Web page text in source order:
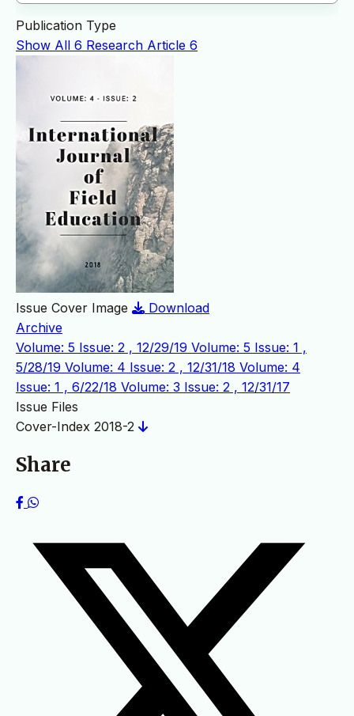
Publication Type
Show All 6 Research Article 6
Issue Cover Image
Download
Archive
Volume: 5 Issue: 2 , 12/29/19 Volume: 5 Issue: 1 ,
5/28/19 Volume: 4 Issue: 2 , 12/31/18 Volume: 4
Issue: 1 , 6/22/18 Volume: 3 Issue: 2 , 12/31/17
Issue Files
Cover-Index 2018-2
Share